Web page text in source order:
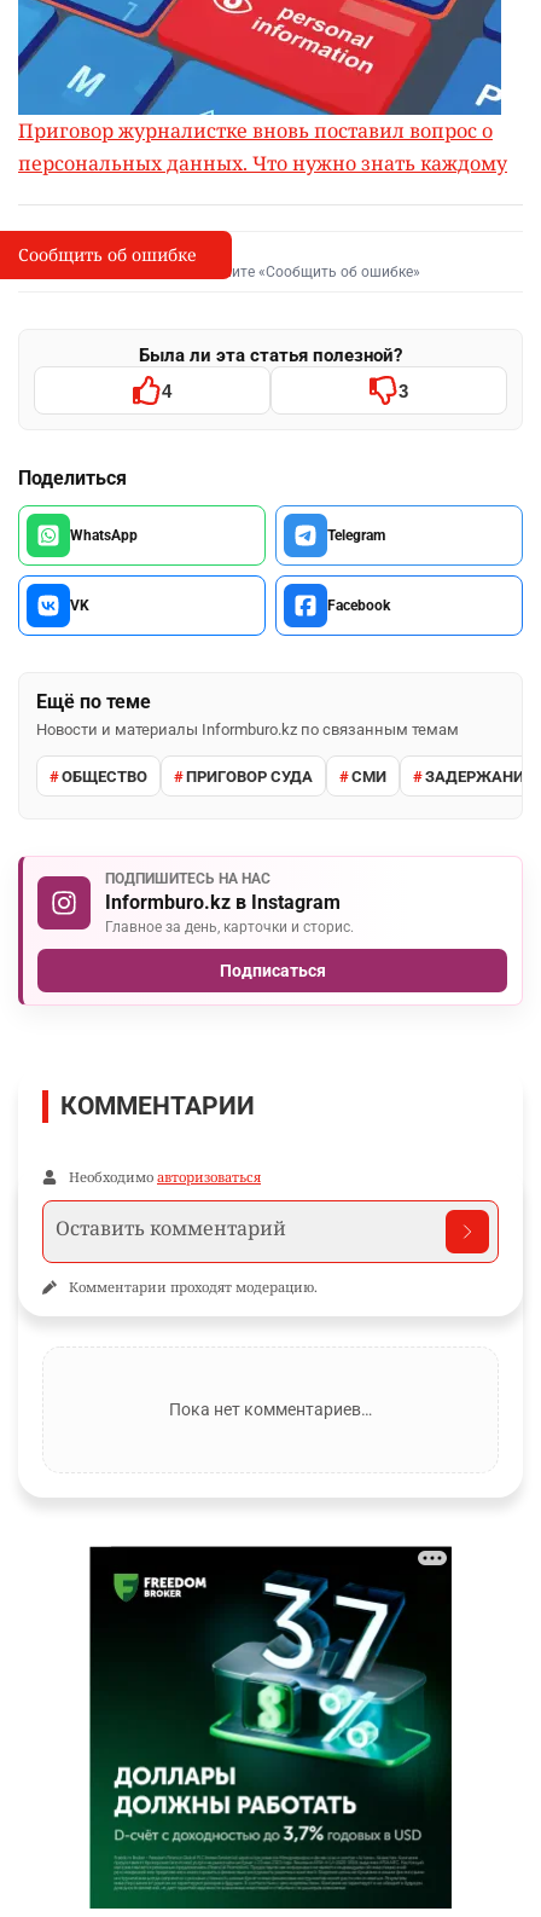
Приговор журналистке вновь поставил вопрос о
персональных данных. Что нужно знать каждому
I
Сообщить об опечатке
Выделите фрагмент и нажмите «Сообщить об ошибке»
Была ли эта статья полезной?
4 3
Поделиться
WhatsApp Telegram
VK Facebook
Ещё по теме
Новости и материалы Informburo.kz по связанным темам
ОБЩЕСТВО ПРИГОВОР СУДА СМИ ЗАДЕРЖАНИЕ
ПОДПИШИТЕСЬ НА НАС
Informburo.kz в Instagram
Главное за день, карточки и сторис.
Подписаться
Сообщить об ошибке
КОММЕНТАРИИ
Необходимо авторизоваться
Комментарии проходят модерацию.
Пока нет комментариев…